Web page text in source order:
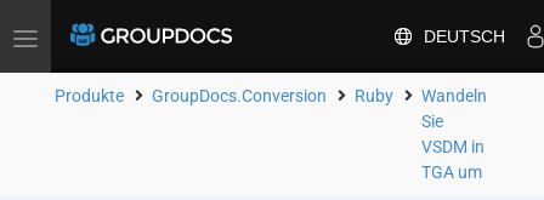
Toggle
DEUTSCH
Produkte GroupDocs.Conversion Ruby
Wandeln
Sie
VSDM in
TGA um